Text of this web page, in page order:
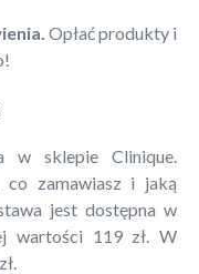
Opłać produkty i
w sklepie Clinique.
zamawiasz i jaką
jest dostępna w
wartości 119 zł. W